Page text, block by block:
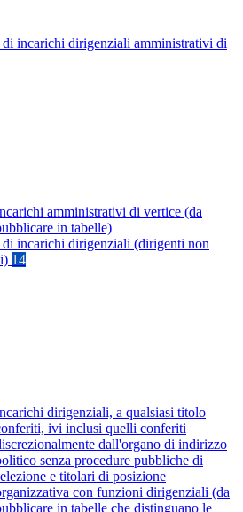
incarichi dirigenziali amministrativi di
amministrativi di vertice (da
in tabelle)
incarichi dirigenziali (dirigenti non
14
dirigenziali, a qualsiasi titolo
ivi inclusi quelli conferiti
dall'organo di indirizzo
senza procedure pubbliche di
e titolari di posizione
con funzioni dirigenziali (da
in tabelle che distinguano le